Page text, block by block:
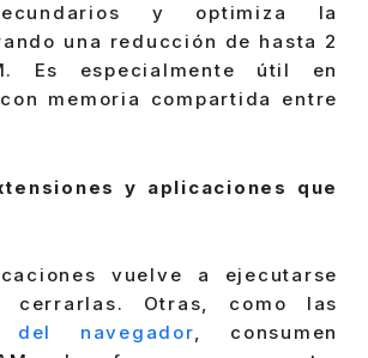
y optimiza la
una reducción de hasta 2
Es especialmente útil en
memoria compartida entre
y aplicaciones que
vuelve a ejecutarse
cerrarlas. Otras, como las
del navegador, consumen